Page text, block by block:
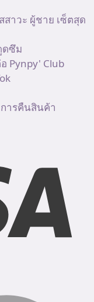
สาวะ ผู้ชาย เซ็ตสุด
ดซึม
Pynpy' Club
การคืนสินค้า